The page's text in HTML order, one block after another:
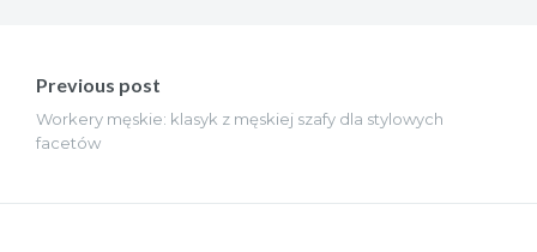
wpisu
Previous post
Workery męskie: klasyk z męskiej szafy dla stylowych
facetów